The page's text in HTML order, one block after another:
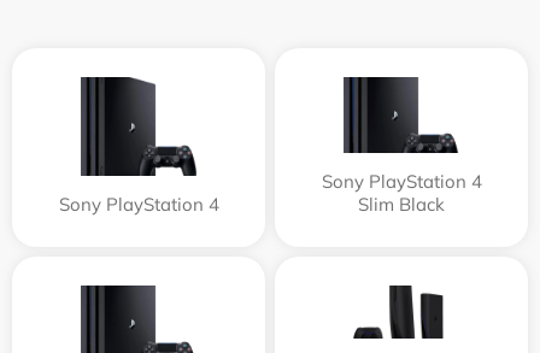
Sony PlayStation 4
Sony PlayStation 4
Slim Black